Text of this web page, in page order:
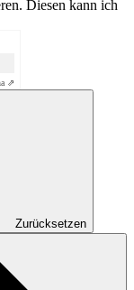
Diesen kann ich
⇗
Zurücksetzen